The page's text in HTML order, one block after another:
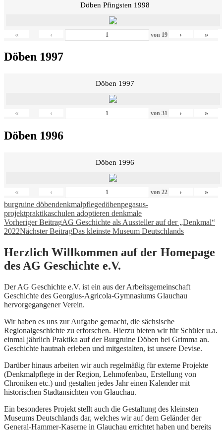
Döben Pfingsten 1998
« ‹ von 19 › »
Döben 1997
Döben 1997
« ‹ von 31 › »
Döben 1996
Döben 1996
« ‹ von 22 › »
burgruine döbendenkmalpflegedöbenpegasus-
projektpraktikaschulen adoptieren denkmale
Beitragsnavigation
Vorheriger BeitragAG Geschichte als Aussteller auf der „Denkmal“
2022Nächster BeitragDas kleinste Museum Deutschlands
Herzlich Willkommen auf der Homepage
des AG Geschichte e.V.
Der AG Geschichte e.V. ist ein aus der Arbeitsgemeinschaft
Geschichte des Georgius-Agricola-Gymnasiums Glauchau
hervorgegangener Verein.
Wir haben es uns zur Aufgabe gemacht, die sächsische
Regionalgeschichte zu erforschen. Hierzu bieten wir für Schüler u.a.
einmal jährlich Praktika auf der Burgruine Döben bei Grimma an.
Geschichte hautnah erleben und mitgestalten, ist unsere Devise.
Darüber hinaus arbeiten wir auch regelmäßig für externe Projekte
(Denkmalpflege in der Region, Lehmofenbau, Erstellung von
Chroniken etc.) und gestalten jedes Jahr einen Kalender mit
historischen Stadtansichten von Glauchau.
Ein besonderes Projekt stellt auch die Gestaltung des kleinsten
Museums Deutschlands dar, welches wir auf dem Geländer der
General-Hammer-Kaserne in Glauchau errichtet haben und bereits